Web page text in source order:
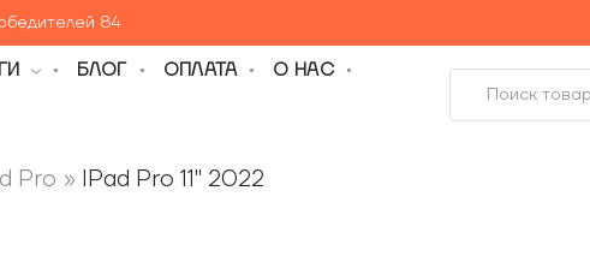
84
БЛОГ ОПЛАТА О НАС
Pro » IPad Pro 11" 2022